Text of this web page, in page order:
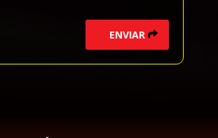
ENVIAR